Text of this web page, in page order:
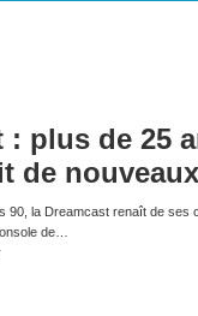
: plus de 25
de
90, la Dreamcast renaît de
de…